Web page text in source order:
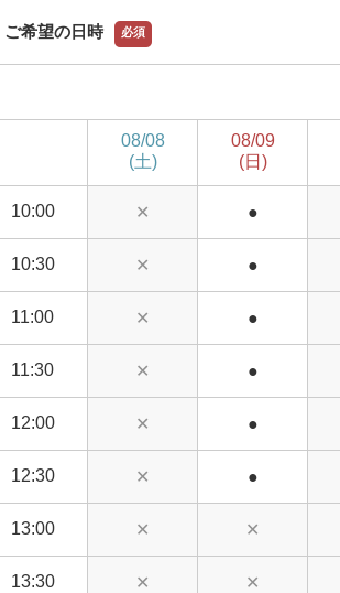
ご希望の日時 必須
08/08
(土)
08/09
(日)
10:00 ✕ ●
10:30 ✕ ●
11:00 ✕ ●
11:30 ✕ ●
12:00 ✕ ●
12:30 ✕ ●
13:00 ✕ ✕
13:30 ✕ ✕